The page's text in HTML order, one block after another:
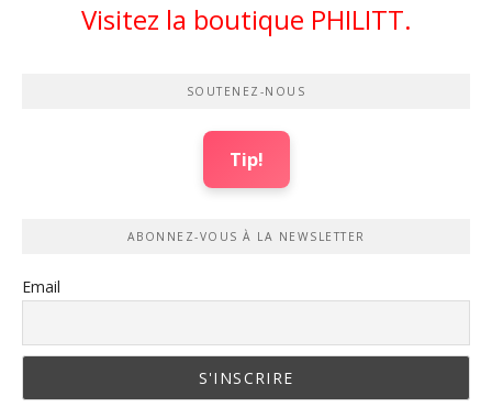
Visitez la boutique PHILITT.
SOUTENEZ-NOUS
Tip!
ABONNEZ-VOUS À LA NEWSLETTER
Email